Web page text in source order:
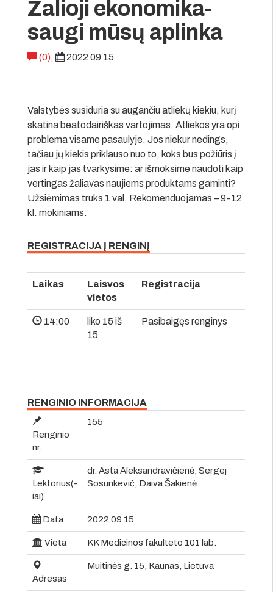
Žalioji ekonomika-
saugi mūsų aplinka
(0), 2022 09 15
Valstybės susiduria su augančiu atliekų kiekiu, kurį
skatina beatodairiškas vartojimas. Atliekos yra opi
problema visame pasaulyje. Jos niekur nedings,
tačiau jų kiekis priklauso nuo to, koks bus požiūris į
jas ir kaip jas tvarkysime: ar išmoksime naudoti kaip
vertingas žaliavas naujiems produktams gaminti?
Užsiėmimas truks 1 val. Rekomenduojamas – 9-12
kl. mokiniams.
REGISTRACIJA Į RENGINĮ
Laikas
Laisvos
vietos
Registracija
14:00
liko 15 iš
15
Pasibaigęs renginys
RENGINIO INFORMACIJA
Renginio
nr.
155
Lektorius(-
iai)
dr. Asta Aleksandravičienė, Sergej
Sosunkevič, Daiva Šakienė
Data 2022 09 15
Vieta KK Medicinos fakulteto 101 lab.
Adresas
Muitinės g. 15, Kaunas, Lietuva